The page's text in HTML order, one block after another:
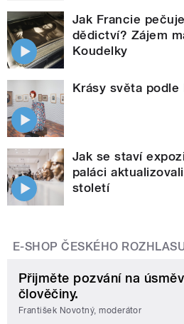
Jak Francie
dědictví? Zájem
Koudelky
Krásy světa podle
Jak se staví
paláci
století
E-SHOP ČESKÉHO
Přijměte pozvání na
člověčiny.
František Novotný, moderátor